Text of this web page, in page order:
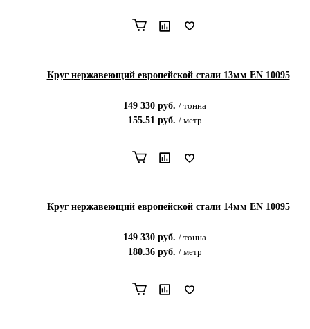
Круг нержавеющий европейской стали 13мм EN 10095
149 330 руб. / тонна
155.51руб. / метр
Круг нержавеющий европейской стали 14мм EN 10095
149 330 руб. / тонна
180.36руб. / метр